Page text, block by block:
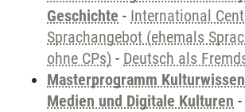
Geschichte - International
Sprachangebot (ehemals
ohne CPs) - Deutsch als
Masterprogramm
Medien und Digitale Kulturen -